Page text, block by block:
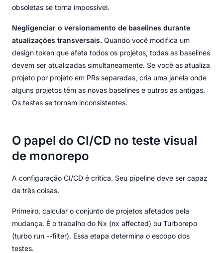
obsoletas se torna impossível.
Negligenciar o versionamento de baselines durante
atualizações transversais. Quando você modifica um
design token que afeta todos os projetos, todas as baselines
devem ser atualizadas simultaneamente. Se você as atualiza
projeto por projeto em PRs separadas, cria uma janela onde
alguns projetos têm as novas baselines e outros as antigas.
Os testes se tornam inconsistentes.
O papel do CI/CD no teste visual
de monorepo
A configuração CI/CD é crítica. Seu pipeline deve ser capaz
de três coisas.
Primeiro, calcular o conjunto de projetos afetados pela
mudança. É o trabalho do Nx (nx affected) ou Turborepo
(turbo run --filter). Essa etapa determina o escopo dos
testes.